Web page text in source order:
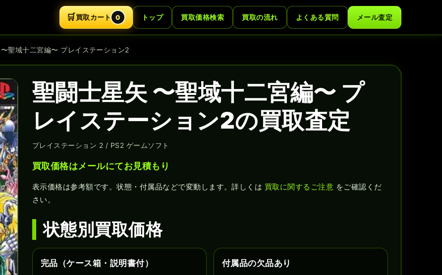
🛒買取カート 0 トップ 買取価格検索 買取の流れ よくある質問 メール査定
聖域十二宮編〜 プレイステーション2
聖闘士星矢 〜聖域十二宮編〜 プ
レイステーション2の買取査定
プレイステーション 2 / PS2 ゲームソフト
買取価格はメールにてお見積もり
表示価格は参考額です。状態・付属品などで変動します。詳しくは 買取に関するご注意 をご確認くだ
さい。
状態別買取価格
完品（ケース箱・説明書付） 付属品の欠品あり